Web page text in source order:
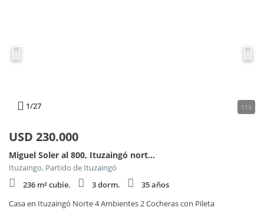
1/27 113
USD 230.000
Miguel Soler al 800, Ituzaingó norte, Ituzaingó.
Ituzaingo, Partido de Ituzaingó
236 m² cubie.
3 dorm.
35 años
Casa en Ituzaingó Norte 4 Ambientes 2 Cocheras con Pileta